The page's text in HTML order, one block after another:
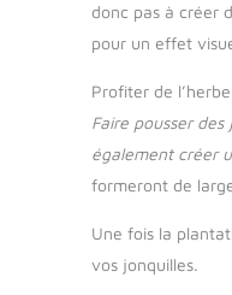
donc pas à créer
pour un effet
Profiter de l’herbe
Faire pousser des
également créer
formeront de
Une fois la
vos jonquilles.